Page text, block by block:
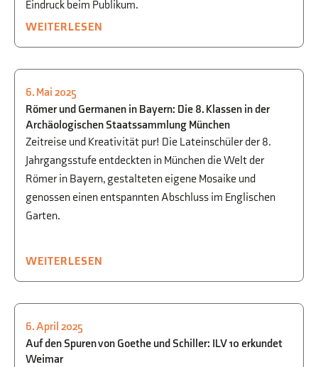
Eindruck beim Publikum.
WEITERLESEN
KULTUR
6. Mai 2025
Römer und Germanen in Bayern: Die 8. Klassen in der
Archäologischen Staatssammlung München
Zeitreise und Kreativität pur! Die Lateinschüler der 8.
Jahrgangsstufe entdeckten in München die Welt der
Römer in Bayern, gestalteten eigene Mosaike und
genossen einen entspannten Abschluss im Englischen
Garten.
WEITERLESEN
BEGABTENFÖRDERUNG
SPRACHEN
6. April 2025
Auf den Spuren von Goethe und Schiller: ILV 10 erkundet
Weimar